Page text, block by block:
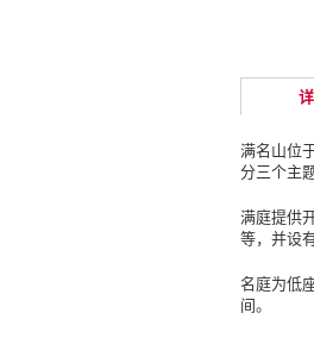
满名山位
分三个主
满庭提供
等，并设
名庭为低
间。